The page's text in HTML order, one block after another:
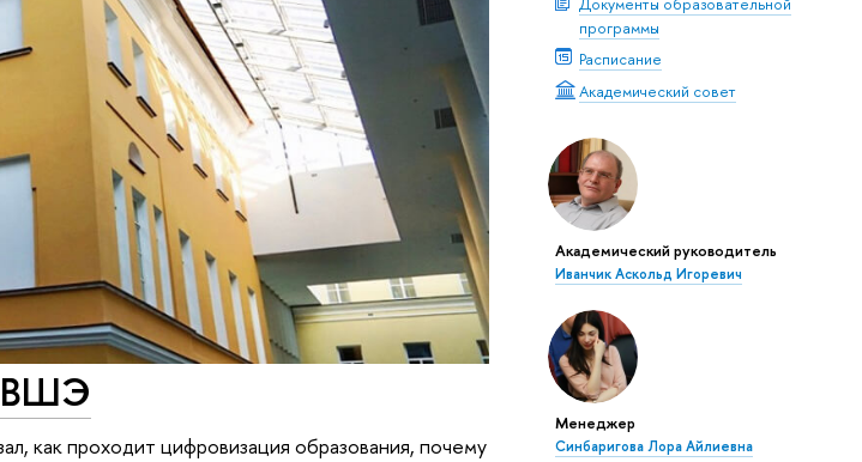
программы
Расписание
Академический совет
Академический руководитель
Иванчик Аскольд Игоревич
Менеджер
Синбаригова Лора Айлиевна
ВШЭ
как проходит цифровизация образования, почему